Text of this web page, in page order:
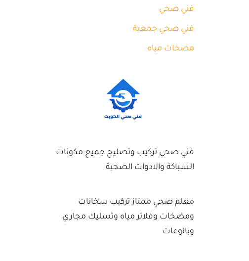
فني صحي
فني صحي جمعية
مضخات مياه
فني صحي تركيب وتصليح جميع مكونات
السباكة والادوات الصحية
معلم صحي ممتاز تركيب سخانات
ومضخات وفلاتر مياه وتسليك مجاري
وبالوعات